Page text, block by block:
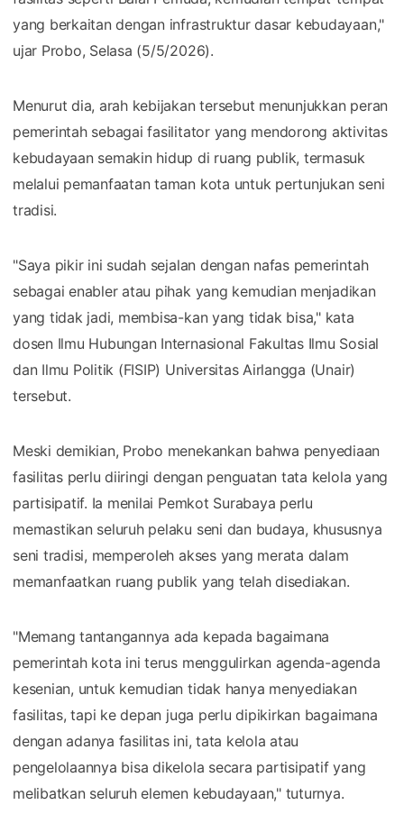
yang berkaitan dengan infrastruktur dasar kebudayaan,"
ujar Probo, Selasa (5/5/2026).
Menurut dia, arah kebijakan tersebut menunjukkan peran
pemerintah sebagai fasilitator yang mendorong aktivitas
kebudayaan semakin hidup di ruang publik, termasuk
melalui pemanfaatan taman kota untuk pertunjukan seni
tradisi.
"Saya pikir ini sudah sejalan dengan nafas pemerintah
sebagai enabler atau pihak yang kemudian menjadikan
yang tidak jadi, membisa-kan yang tidak bisa," kata
dosen Ilmu Hubungan Internasional Fakultas Ilmu Sosial
dan Ilmu Politik (FISIP) Universitas Airlangga (Unair)
tersebut.
Meski demikian, Probo menekankan bahwa penyediaan
fasilitas perlu diiringi dengan penguatan tata kelola yang
partisipatif. Ia menilai Pemkot Surabaya perlu
memastikan seluruh pelaku seni dan budaya, khususnya
seni tradisi, memperoleh akses yang merata dalam
memanfaatkan ruang publik yang telah disediakan.
"Memang tantangannya ada kepada bagaimana
pemerintah kota ini terus menggulirkan agenda-agenda
kesenian, untuk kemudian tidak hanya menyediakan
fasilitas, tapi ke depan juga perlu dipikirkan bagaimana
dengan adanya fasilitas ini, tata kelola atau
pengelolaannya bisa dikelola secara partisipatif yang
melibatkan seluruh elemen kebudayaan," tuturnya.